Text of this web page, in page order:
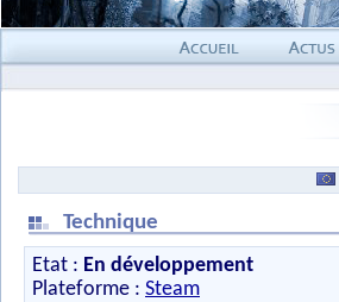
Technique
Etat : En développement
Plateforme : Steam